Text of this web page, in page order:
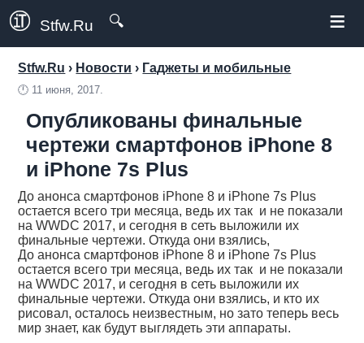
Stfw.Ru 🔍 ≡
Stfw.Ru › Новости › Гаджеты и мобильные
🕛 11 июня, 2017.
Опубликованы финальные
чертежи смартфонов iPhone 8
и iPhone 7s Plus
До анонса смартфонов iPhone 8 и iPhone 7s Plus
остается всего три месяца, ведь их так и не показали
на WWDC 2017, и сегодня в сеть выложили их
финальные чертежи. Откуда они взялись,
До анонса смартфонов iPhone 8 и iPhone 7s Plus
остается всего три месяца, ведь их так и не показали
на WWDC 2017, и сегодня в сеть выложили их
финальные чертежи. Откуда они взялись, и кто их
рисовал, осталось неизвестным, но зато теперь весь
мир знает, как будут выглядеть эти аппараты.